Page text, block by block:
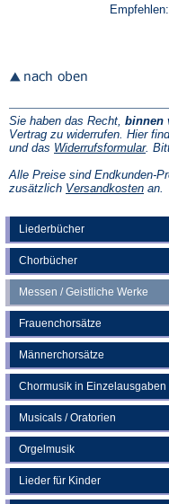
Liederbücher
Chorbücher
Messen / Geistliche Werke
Frauenchorsätze
Männerchorsätze
Chormusik in Einzelausgaben
Musicals / Oratorien
Orgelmusik
Lieder für Kinder
Empfehlen:
Sie haben das Recht, binnen
Vertrag zu widerrufen. Hier
und das Widerrufsformular
neuen
.
Alle Preise sind Endkunden-
zusätzlich Versandkosten(Öffnet
an.